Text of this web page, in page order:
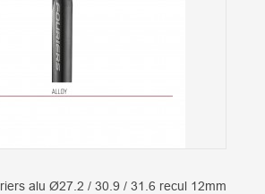
alu Ø27.2 / 30.9 / 31.6 recul 12mm